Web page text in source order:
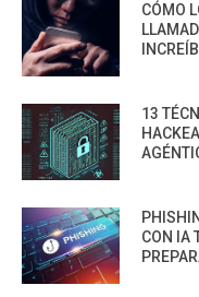
CÓMO
13
CON IA